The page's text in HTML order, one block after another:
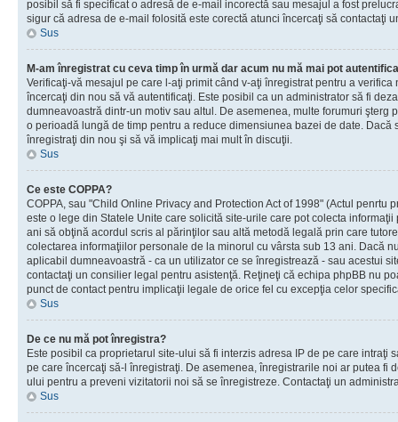
posibil să fi specificat o adresă de e-mail incorectă sau mesajul a fost
sigur că adresa de e-mail folosită este corectă atunci încercaţi să contactaţi
Sus
M-am înregistrat cu ceva timp în urmă dar acum nu mă mai pot
Verificaţi-vă mesajul pe care l-aţi primit când v-aţi înregistrat pentru a
încercaţi din nou să vă autentificaţi. Este posibil ca un administrator să fi
dumneavoastră dintr-un motiv sau altul. De asemenea, multe forumuri şterg
o perioadă lungă de timp pentru a reduce dimensiunea bazei de date. Dacă
înregistraţi din nou şi să vă implicaţi mai mult în discuţii.
Sus
Ce este COPPA?
COPPA, sau "Child Online Privacy and Protection Act of 1998" (Actul penrtu
este o lege din Statele Unite care solicită site-urile care pot colecta
ani să obţină acordul scris al părinţilor sau altă metodă legală prin care
colectarea informaţiilor personale de la minorul cu vârsta sub 13 ani. Dacă
aplicabil dumneavoastră - ca un utilizator ce se înregistrează - sau acestui
contactaţi un consilier legal pentru asistenţă. Reţineţi că echipa phpBB nu
punct de contact pentru implicaţii legale de orice fel cu excepţia celor
Sus
De ce nu mă pot înregistra?
Este posibil ca proprietarul site-ului să fi interzis adresa IP de pe care intraţi
pe care încercaţi să-l înregistraţi. De asemenea, înregistrarile noi ar putea fi
ului pentru a preveni vizitatorii noi să se înregistreze. Contactaţi un
Sus